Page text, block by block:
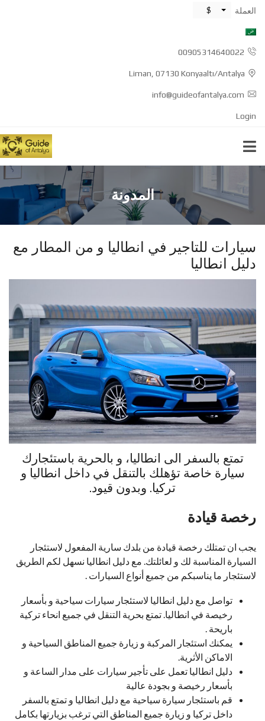
العملة $
00905314640022
Liman, 07130 Konyaaltı/Antalya
info@guideofantalya.com
Login
المدونة
سيارات للتاجير في انطاليا و من المطار مع
دليل انطاليا
تمتع بالسفر الى انطاليا، و بالحرية باستئجارك
سيارة خاصة تؤهلك بالتنقل في داخل انطاليا و
تركيا. وبدون قيود.
رخصة قيادة
يجب ان تمتلك رخصة قيادة من بلدك سارية المفعول لاستئجار
السيارة المناسبة لك و لعائلتك. مع دليل انطاليا نسهل لكم الطريق
لاستئجار ما يناسبكم من جميع أنواع السيارات .
تواصل مع دليل انطاليا لاستئجار سيارات سياحية و بأسعار
رخيصة في انطاليا. تمتع بحرية التنقل في جميع انحاء تركية
باريحة .
يمكنك استئجار المركبة و زيارة جميع المناطق السياحية و
الاماكن الأثرية.
دليل انطاليا تعمل على تأجير سيارات على مدار الساعة و
بأسعار رخيصة و بجودة عالية
قم باستئجار سيارة سياحية مع دليل انطاليا و تمتع بالسفر
داخل تركيا و زيارة جميع المناطق التي ترغب بزيارتها بكامل